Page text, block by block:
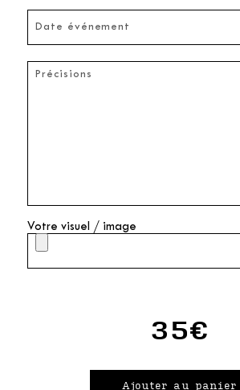
Votre visuel / image
35€